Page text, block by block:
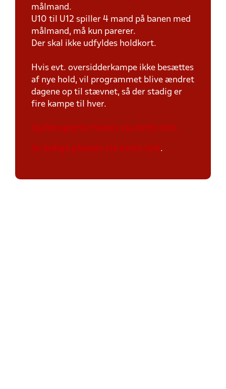
målmand.
U10 til U12 spiller 4 mand på banen med
målmand, må kun parerer.
Der skal ikke udfyldes holdkort.
Hvis evt. oversidderkampe ikke besættes
af nye hold, vil programmet blive ændret
dagene op til stævnet, så der stadig er
fire kampe til hver.
Spillereglerne findes via dette link.
Se ledige pladser via dette link.